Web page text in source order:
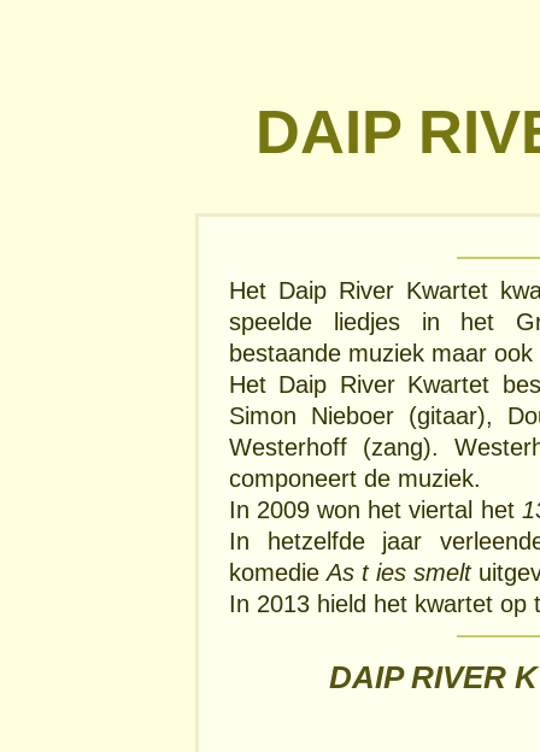
DAIP
Het Daip River Kwartet
speelde liedjes in het
bestaande muziek maar
Het Daip River Kwartet
Simon Nieboer (gitaar),
Westerhoff (zang).
componeert de muziek.
In 2009 won het viertal het
In hetzelfde jaar
komedieAs t ies smelt
In 2013 hield het kwartet op
DAIP RIVER